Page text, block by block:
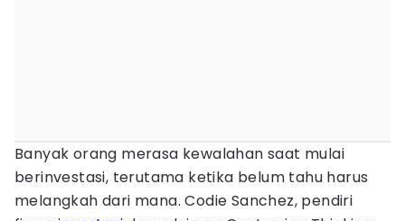
Banyak orang merasa kewalahan saat mulai
berinvestasi, terutama ketika belum tahu harus
melangkah dari mana. Codie Sanchez, pendiri